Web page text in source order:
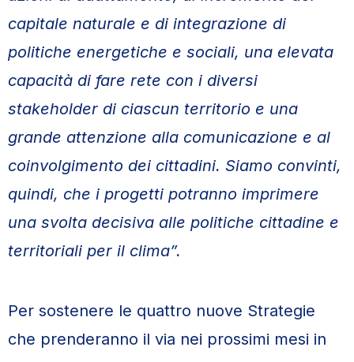
capitale naturale e di integrazione di
politiche energetiche e sociali, una elevata
capacità di fare rete con i diversi
stakeholder di ciascun territorio e una
grande attenzione alla comunicazione e al
coinvolgimento dei cittadini. Siamo convinti,
quindi, che i progetti potranno imprimere
una svolta decisiva alle politiche cittadine e
territoriali per il clima”.
Per sostenere le quattro nuove Strategie
che prenderanno il via nei prossimi mesi in